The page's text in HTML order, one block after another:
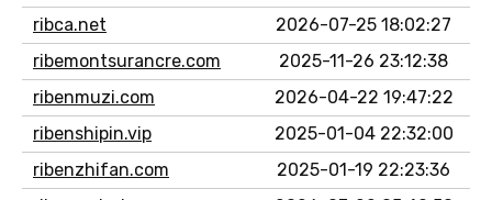
ribca.net
2026-07-25 18:02:27
ribemontsurancre.com
2025-11-26 23:12:38
ribenmuzi.com
2026-04-22 19:47:22
ribenshipin.vip
2025-01-04 22:32:00
ribenzhifan.com
2025-01-19 22:23:36